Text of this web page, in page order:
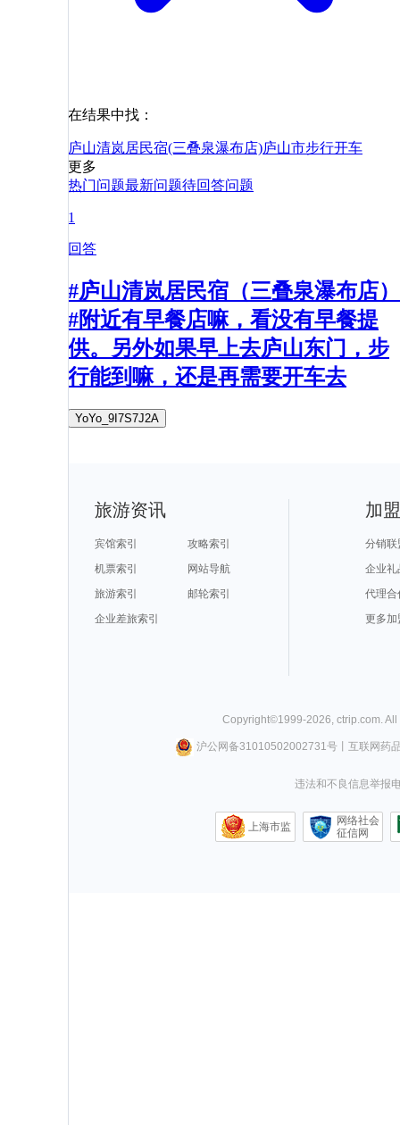
在结果中找：
庐山清岚居民宿(三叠泉瀑布店)庐山市步行开车
更多
热门问题最新问题待回答问题
1
回答
#庐山清岚居民宿（三叠泉瀑布店）
#附近有早餐店嘛，看没有早餐提
供。另外如果早上去庐山东门，步
行能到嘛，还是再需要开车去
YoYo_9I7S7J2A
旅游资讯
宾馆索引
攻略索引
机票索引
网站导航
旅游索引
邮轮索引
企业差旅索引
加
分销联
企业礼
代理合
更多加
Copyright©1999-2026 ctrip.com .
沪公网备31010502002731号丨 互联网药
违法和不良信息举报
上海市监
网络社会
征信网